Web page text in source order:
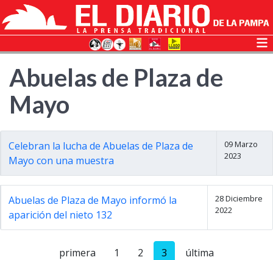
Abuelas de Plaza de
Mayo
Celebran la lucha de Abuelas de Plaza de
Mayo con una muestra
09 Marzo
2023
Abuelas de Plaza de Mayo informó la
aparición del nieto 132
28 Diciembre
2022
primera 1 2 3 última